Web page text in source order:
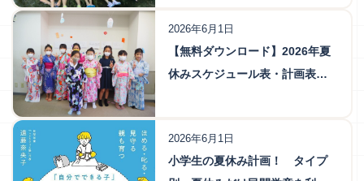
始
2026年6月1日
【無料ダウンロード】2026年夏
休みスケジュール表・計画表
2026年6月1日
小学生の夏休み計画！ タイプ